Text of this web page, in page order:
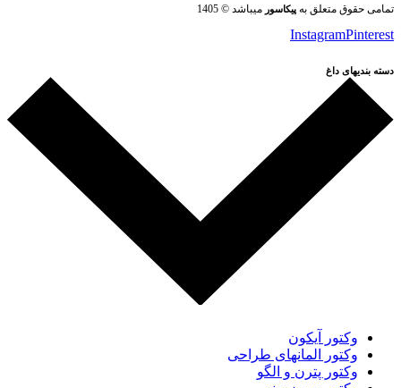
تمامی حقوق متعلق به پیکاسور میباشد © 1405
InstagramPinterest
دسته بندیهای داغ
وکتور آیکون
وکتور المانهای طراحی
وکتور پترن و الگو